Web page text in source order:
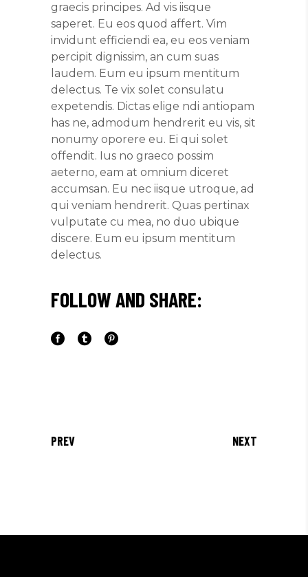
graecis principes. Ad vis iisque
saperet. Eu eos quod affert. Vim
invidunt efficiendi ea, eu eos veniam
percipit dignissim, an cum suas
laudem. Eum eu ipsum mentitum
delectus. Te vix solet consulatu
expetendis. Dictas elige ndi antiopam
has ne, admodum hendrerit eu vis, sit
nonumy oporere eu. Ei qui solet
offendit. Ius no graeco possim
aeterno, eam at omnium diceret
accumsan. Eu nec iisque utroque, ad
qui veniam hendrerit. Quas pertinax
vulputate cu mea, no duo ubique
discere. Eum eu ipsum mentitum
delectus.
FOLLOW AND SHARE:
PREV NEXT